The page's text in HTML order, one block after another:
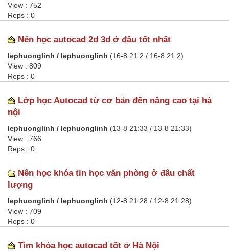
View : 752
Reps : 0
Nên học autocad 2d 3d ở đâu tốt nhất
lephuonglinh / lephuonglinh (16-8 21:2 / 16-8 21:2)
View : 809
Reps : 0
Lớp học Autocad từ cơ bản đến nâng cao tại hà
nội
lephuonglinh / lephuonglinh (13-8 21:33 / 13-8 21:33)
View : 766
Reps : 0
Nên học khóa tin học văn phòng ở đâu chất
lượng
lephuonglinh / lephuonglinh (12-8 21:28 / 12-8 21:28)
View : 709
Reps : 0
Tìm khóa học autocad tốt ở Hà Nội